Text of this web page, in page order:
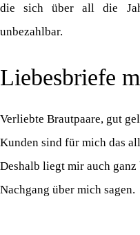
die sich über all die
unbezahlbar.
Liebesbriefe
Verliebte Brautpaare, gut
Kunden sind für mich das
Deshalb liegt mir auch ganz
Nachgang über mich sagen.